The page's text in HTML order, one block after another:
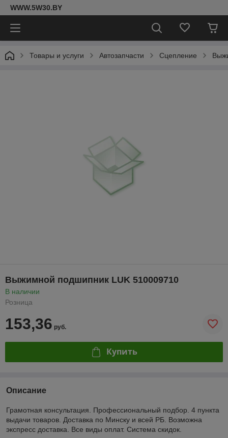
WWW.5W30.BY
Товары и услуги Автозапчасти Сцепление
Выжимной подшипник LUK 510009710
В наличии
Розница
153,36 руб.
Купить
Описание
Грамотная консультация. Профессиональный подбор. 4 пункта
выдачи товаров. Доставка по Минску и всей РБ. Возможна
экспресс доставка. Все виды оплат. Система скидок.